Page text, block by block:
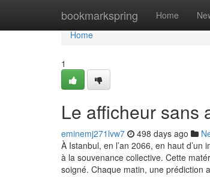
bookmarkspring Home
Home
Home
1
Le afficheur sans
eminemj271lvw7 498 days ago
À Istanbul, en l’an 2066, en haut
à la souvenance collective. Cette
soigné. Chaque matin, une prédiction